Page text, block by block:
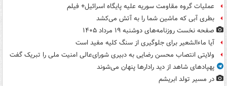
عملیات گروه مقاومت سوریه علیه پایگاه اسرائیل+ فیلم
بطری آبی که ماشین شما را به آتش می‌کشد
صفحه نخست روزنامه‌های دوشنبه ۱۹ مرداد ۱۴۰۵
آیا ماءالشعیر برای جلوگیری از سنگ کلیه مفید است
ولایتی انتصاب محسن رضایی به دبیری شورای‌عالی امنیت ملی را تبریک گفت
پهپادهای شاهد از دید رادارها پنهان می‌شوند
در مسیر تولد ابریشم